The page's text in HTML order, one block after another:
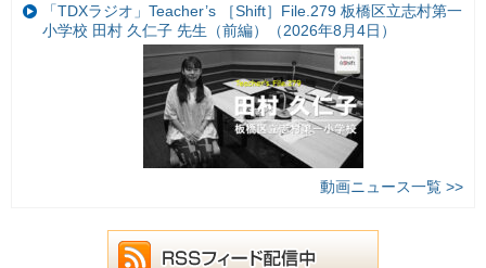
「TDXラジオ」Teacher’s ［Shift］File.279 板橋区立志村第一
小学校 田村 久仁子 先生（前編）（2026年8月4日）
動画ニュース一覧 >>